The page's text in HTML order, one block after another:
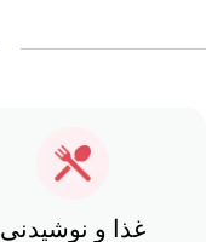
غذا و نوشیدنی